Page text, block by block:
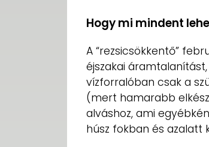
Hogy mi mindent
A “rezsicsökkentő”
éjszakai
vízforralóban csak a
(mert hamarabb
alváshoz, ami
húsz fokban és azalatt